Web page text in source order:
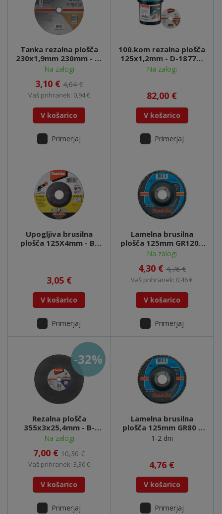
Tanka rezalna plošča
230x1,9mm 230mm - B-
12273
Na zalogi
3,10 €4,04 €
Vaš prihranek: 0,94 €
V košarico
Primerjaj
100.kom rezalna plošča
125x1,2mm - D-18770-
100
Na zalogi
82,00 €
V košarico
Primerjaj
Upogljiva brusilna
plošča 125X4mm - B-
3,05 €
V košarico
Primerjaj
Lamelna brusilna
plošča 125mm GR120 -
P-65202
Na zalogi
4,30 € 4,76 €
Vaš prihranek: 0,46 €
V košarico
Primerjaj
Rezalna plošča
355x3x25,4mm - B-
10665
Na zalogi
7,00 €10,30 €
Vaš prihranek: 3,30 €
V košarico
Primerjaj
-32%
Lamelna brusilna
plošča 125mm GR80 -
P-65193
1-2 dni
4,76 €
V košarico
Primerjaj